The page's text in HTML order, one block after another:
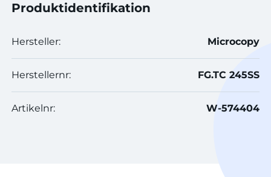
Produktidentifikation
Hersteller: Microcopy
Herstellernr: FG.TC 245SS
Artikelnr: W-574404